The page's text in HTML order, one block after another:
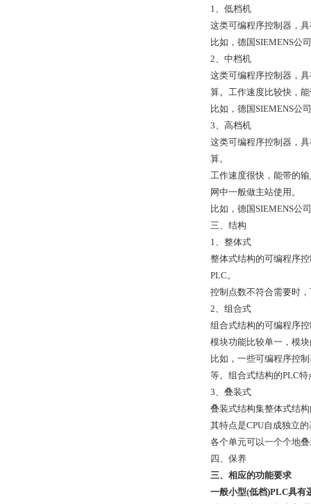
1、低档机
这类可编程序控制器，
比如，德国SIEMENS公
2、中档机
这类可编程序控制器，
算。工作速度比较快，
比如，德国SIEMENS公
3、高档机
这类可编程序控制器，
算。
工作速度很快，能带的
网中一般做主站使用。
比如，德国SIEMENS公
三、结构
1、整体式
整体式结构的可编程序
PLC。
控制点数不符合需要时
2、组合式
组合式结构的可编程序
模块功能比较单一，模
比如，一些可编程序控
等。组合式结构的PLC
3、叠装式
叠装式结构集整体式结
其特点是CPU自成独立
各个单元可以一个个地
四、保养
三、相应的功能要求
一般小型(低档)PLC具有